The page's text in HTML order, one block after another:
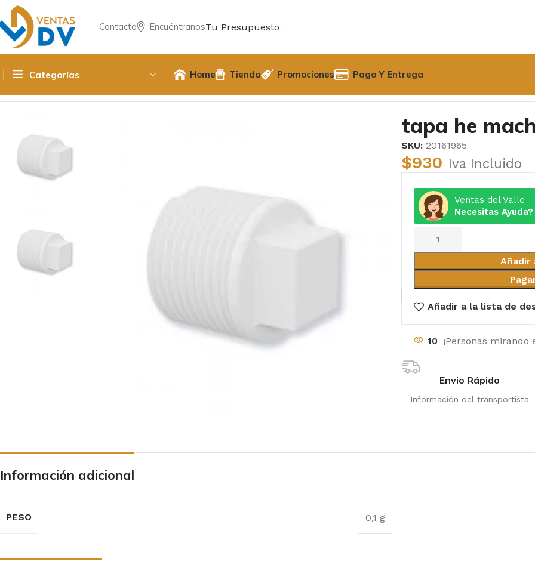
Contacto EncuéntranosTu Presupuesto
Categorías Home Tienda Promociones Pago Y Entrega
tapa he
SKU: 20161965
$930 Iva Incluido
Ventas del Valle
Necesitas
Añadir
Añadir a la lista de
10 ¡Personas
Envio Rápido
Información del transportista
Información adicional
PESO 0,1 g